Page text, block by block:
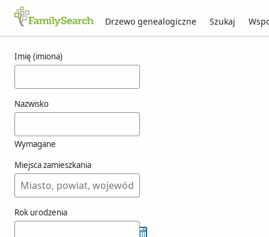
Drzewo genealogiczne Szukaj
Imię (imiona)
Nazwisko
Wymagane
Miejsca zamieszkania
Rok urodzenia